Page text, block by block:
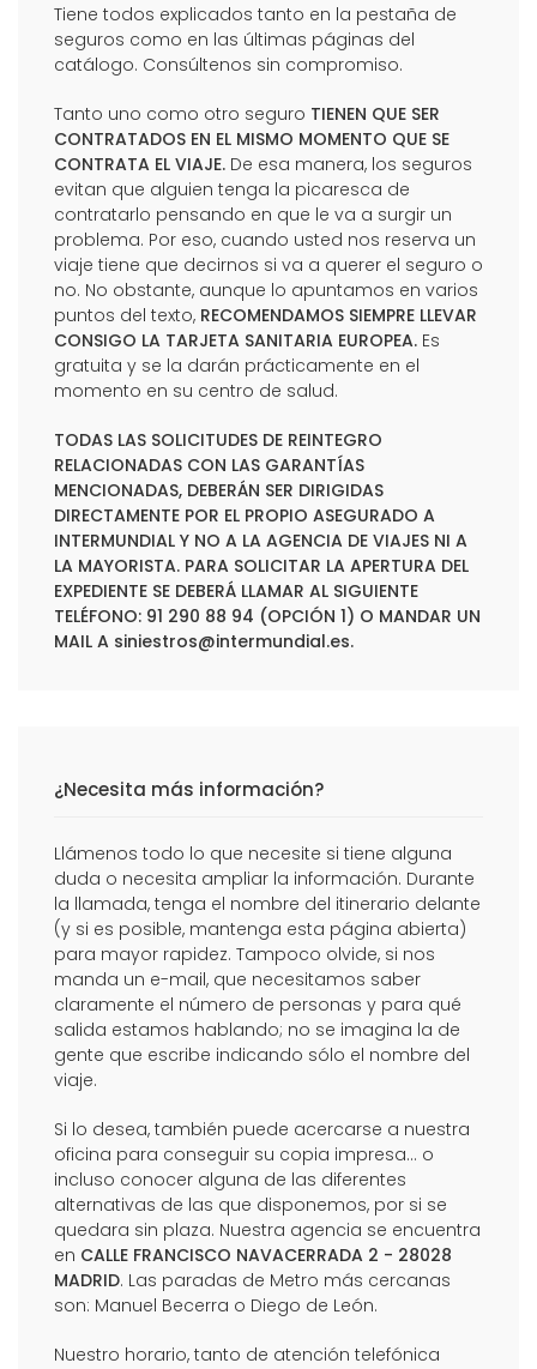
Tiene todos explicados tanto en la pestaña de
seguros como en las últimas páginas del
catálogo. Consúltenos sin compromiso.
Tanto uno como otro seguro TIENEN QUE SER
CONTRATADOS EN EL MISMO MOMENTO QUE SE
CONTRATA EL VIAJE. De esa manera, los seguros
evitan que alguien tenga la picaresca de
contratarlo pensando en que le va a surgir un
problema. Por eso, cuando usted nos reserva un
viaje tiene que decirnos si va a querer el seguro o
no. No obstante, aunque lo apuntamos en varios
puntos del texto, RECOMENDAMOS SIEMPRE LLEVAR
CONSIGO LA TARJETA SANITARIA EUROPEA. Es
gratuita y se la darán prácticamente en el
momento en su centro de salud.
TODAS LAS SOLICITUDES DE REINTEGRO
RELACIONADAS CON LAS GARANTÍAS
MENCIONADAS, DEBERÁN SER DIRIGIDAS
DIRECTAMENTE POR EL PROPIO ASEGURADO A
INTERMUNDIAL Y NO A LA AGENCIA DE VIAJES NI A
LA MAYORISTA. PARA SOLICITAR LA APERTURA DEL
EXPEDIENTE SE DEBERÁ LLAMAR AL SIGUIENTE
TELÉFONO: 91 290 88 94 (OPCIÓN 1) O MANDAR UN
MAIL A siniestros@intermundial.es.
¿Necesita más información?
Llámenos todo lo que necesite si tiene alguna
duda o necesita ampliar la información. Durante
la llamada, tenga el nombre del itinerario delante
(y si es posible, mantenga esta página abierta)
para mayor rapidez. Tampoco olvide, si nos
manda un e-mail, que necesitamos saber
claramente el número de personas y para qué
salida estamos hablando; no se imagina la de
gente que escribe indicando sólo el nombre del
viaje.
Si lo desea, también puede acercarse a nuestra
oficina para conseguir su copia impresa... o
incluso conocer alguna de las diferentes
alternativas de las que disponemos, por si se
quedara sin plaza. Nuestra agencia se encuentra
en CALLE FRANCISCO NAVACERRADA 2 - 28028
MADRID. Las paradas de Metro más cercanas
son: Manuel Becerra o Diego de León.
Nuestro horario, tanto de atención telefónica